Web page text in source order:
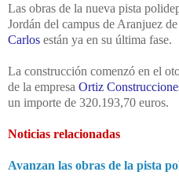
Las obras de la nueva pista
Jordán del campus de Aranjuez
Carlos están ya en su última fase.
La construcción comenzó en el
de la empresa Ortiz
un importe de 320.193,70 euros.
Noticias relacionadas
Avanzan las obras de la pista